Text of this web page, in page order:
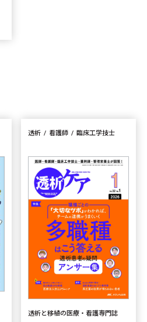
透析 看護師 臨床工学技士
透析と移植の医療・看護専門誌